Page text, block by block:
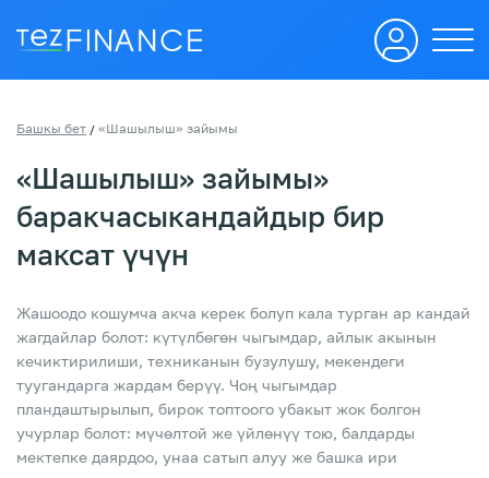
Башкы бет / «Шашылыш» зайымы
«Шашылыш» зайымы»
баракчасыкандайдыр бир
максат үчүн
Жашоодо кошумча акча керек болуп кала турган ар кандай
жагдайлар болот: күтүлбөгөн чыгымдар, айлык акынын
кечиктирилиши, техниканын бузулушу, мекендеги
туугандарга жардам берүү. Чоң чыгымдар
пландаштырылып, бирок топтоого убакыт жок болгон
учурлар болот: мүчөлтой же үйлөнүү тою, балдарды
мектепке даярдоо, унаа сатып алуу же башка ири